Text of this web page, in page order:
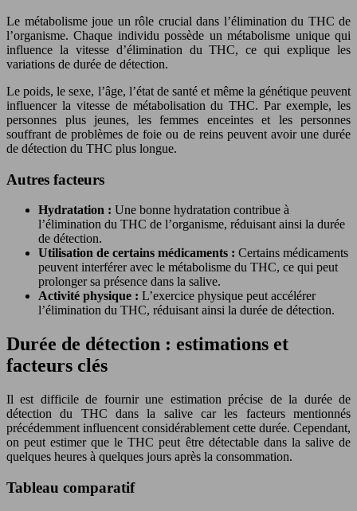
Le métabolisme joue un rôle crucial dans l’élimination du THC de
l’organisme. Chaque individu possède un métabolisme unique qui
influence la vitesse d’élimination du THC, ce qui explique les
variations de durée de détection.
Le poids, le sexe, l’âge, l’état de santé et même la génétique peuvent
influencer la vitesse de métabolisation du THC. Par exemple, les
personnes plus jeunes, les femmes enceintes et les personnes
souffrant de problèmes de foie ou de reins peuvent avoir une durée
de détection du THC plus longue.
Autres facteurs
Hydratation : Une bonne hydratation contribue à
l’élimination du THC de l’organisme, réduisant ainsi la durée
de détection.
Utilisation de certains médicaments : Certains médicaments
peuvent interférer avec le métabolisme du THC, ce qui peut
prolonger sa présence dans la salive.
Activité physique : L’exercice physique peut accélérer
l’élimination du THC, réduisant ainsi la durée de détection.
Durée de détection : estimations et
facteurs clés
Il est difficile de fournir une estimation précise de la durée de
détection du THC dans la salive car les facteurs mentionnés
précédemment influencent considérablement cette durée. Cependant,
on peut estimer que le THC peut être détectable dans la salive de
quelques heures à quelques jours après la consommation.
Tableau comparatif